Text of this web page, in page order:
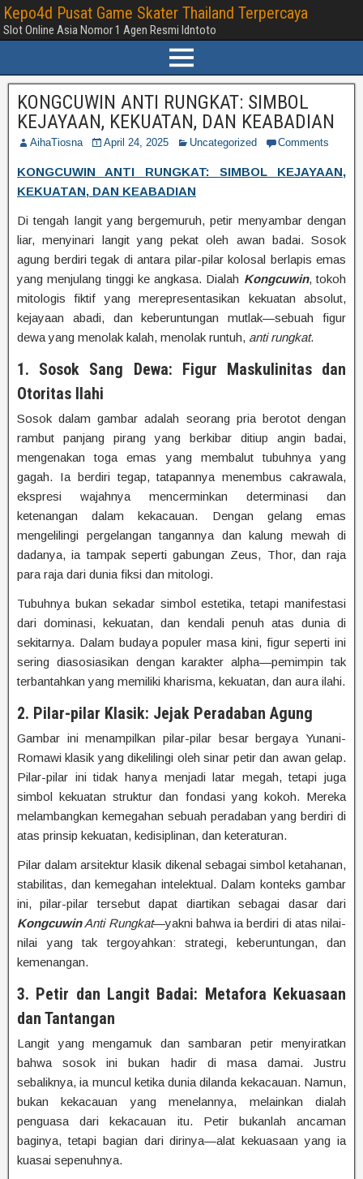
Kepo4d Pusat Game Skater Thailand Terpercaya
Slot Online Asia Nomor 1 Agen Resmi Idntoto
KONGCUWIN ANTI RUNGKAT: SIMBOL
KEJAYAAN, KEKUATAN, DAN KEABADIAN
AihaTiosna April 24, 2025 Uncategorized Comments
KONGCUWIN ANTI RUNGKAT: SIMBOL KEJAYAAN,
KEKUATAN, DAN KEABADIAN
Di tengah langit yang bergemuruh, petir menyambar dengan
liar, menyinari langit yang pekat oleh awan badai. Sosok
agung berdiri tegak di antara pilar-pilar kolosal berlapis emas
yang menjulang tinggi ke angkasa. Dialah Kongcuwin, tokoh
mitologis fiktif yang merepresentasikan kekuatan absolut,
kejayaan abadi, dan keberuntungan mutlak—sebuah figur
dewa yang menolak kalah, menolak runtuh, anti rungkat.
1. Sosok Sang Dewa: Figur Maskulinitas dan
Otoritas Ilahi
Sosok dalam gambar adalah seorang pria berotot dengan
rambut panjang pirang yang berkibar ditiup angin badai,
mengenakan toga emas yang membalut tubuhnya yang
gagah. Ia berdiri tegap, tatapannya menembus cakrawala,
ekspresi wajahnya mencerminkan determinasi dan
ketenangan dalam kekacauan. Dengan gelang emas
mengelilingi pergelangan tangannya dan kalung mewah di
dadanya, ia tampak seperti gabungan Zeus, Thor, dan raja
para raja dari dunia fiksi dan mitologi.
Tubuhnya bukan sekadar simbol estetika, tetapi manifestasi
dari dominasi, kekuatan, dan kendali penuh atas dunia di
sekitarnya. Dalam budaya populer masa kini, figur seperti ini
sering diasosiasikan dengan karakter alpha—pemimpin tak
terbantahkan yang memiliki kharisma, kekuatan, dan aura ilahi.
2. Pilar-pilar Klasik: Jejak Peradaban Agung
Gambar ini menampilkan pilar-pilar besar bergaya Yunani-
Romawi klasik yang dikelilingi oleh sinar petir dan awan gelap.
Pilar-pilar ini tidak hanya menjadi latar megah, tetapi juga
simbol kekuatan struktur dan fondasi yang kokoh. Mereka
melambangkan kemegahan sebuah peradaban yang berdiri di
atas prinsip kekuatan, kedisiplinan, dan keteraturan.
Pilar dalam arsitektur klasik dikenal sebagai simbol ketahanan,
stabilitas, dan kemegahan intelektual. Dalam konteks gambar
ini, pilar-pilar tersebut dapat diartikan sebagai dasar dari
KongcuwinAnti Rungkat—yakni bahwa ia berdiri di atas nilai-
nilai yang tak tergoyahkan: strategi, keberuntungan, dan
kemenangan.
3. Petir dan Langit Badai: Metafora Kekuasaan
dan Tantangan
Langit yang mengamuk dan sambaran petir menyiratkan
bahwa sosok ini bukan hadir di masa damai. Justru
sebaliknya, ia muncul ketika dunia dilanda kekacauan. Namun,
bukan kekacauan yang menelannya, melainkan dialah
penguasa dari kekacauan itu. Petir bukanlah ancaman
baginya, tetapi bagian dari dirinya—alat kekuasaan yang ia
kuasai sepenuhnya.